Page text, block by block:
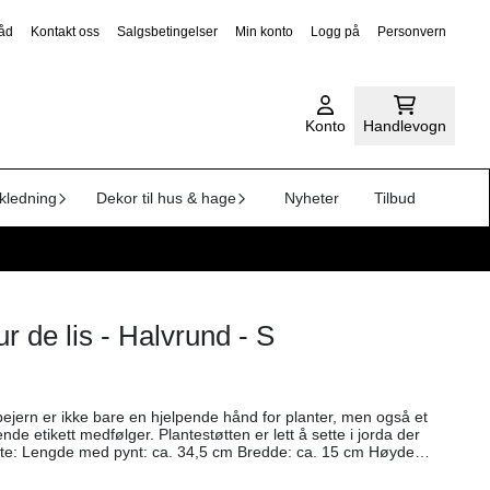
Kontakt oss Salgsbetingelser Min konto Logg på Personvern
Konto Handlevogn
Dekor til hus & hage Nyheter Tilbud
de lis - Halvrund - S
er ikke bare en hjelpende hånd for planter, men også et